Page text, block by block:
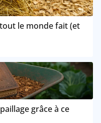
le monde fait (et
grâce à ce